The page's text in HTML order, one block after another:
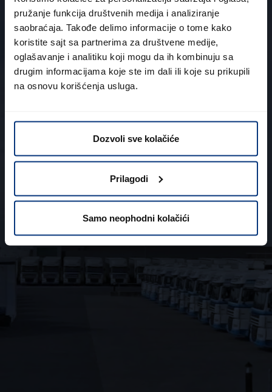
pružanje funkcija društvenih medija i analiziranje
saobraćaja. Takođe delimo informacije o tome kako
koristite sajt sa partnerima za društvene medije,
oglašavanje i analitiku koji mogu da ih kombinuju sa
drugim informacijama koje ste im dali ili koje su prikupili
na osnovu korišćenja usluga.
Dozvoli sve kolačiće
Prilagodi
Samo neophodni kolačići
Motocikl
Bilo da je Premium ili Classic -
imamo najbolje rešenje za vaše
dvotočkaše.